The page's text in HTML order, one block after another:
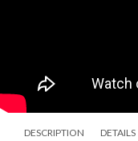
DESCRIPTION DETAILS